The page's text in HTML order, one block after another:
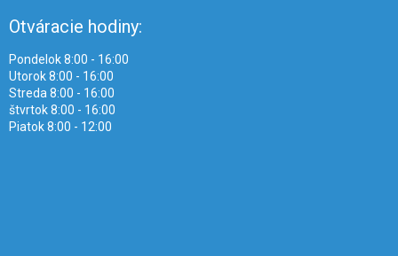
Otváracie hodiny:
Pondelok 8:00 - 16:00
Utorok 8:00 - 16:00
Streda 8:00 - 16:00
štvrtok 8:00 - 16:00
Piatok 8:00 - 12:00